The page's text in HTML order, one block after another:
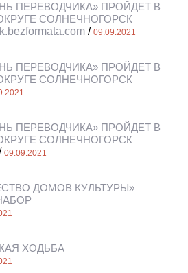
ПЕРЕВОДЧИКА» ПРОЙДЕТ В
СОЛНЕЧНОГОРСК
/ 09.09.2021
ПЕРЕВОДЧИКА» ПРОЙДЕТ В
СОЛНЕЧНОГОРСК
ПЕРЕВОДЧИКА» ПРОЙДЕТ В
СОЛНЕЧНОГОРСК
09.09.2021
ДОМОВ КУЛЬТУРЫ»
ХОДЬБА